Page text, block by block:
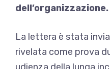
dell’organizzazione.
La lettera è stata
rivelata come prova
udienza della lunga